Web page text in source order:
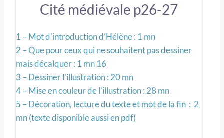
Cité médiévale p26-27
1 – Mot d’introduction d’Hélène : 1 mn
2 – Que pour ceux qui ne souhaitent pas dessiner
mais décalquer : 1 mn 16
3 – Dessiner l’illustration : 20 mn
4 – Mise en couleur de l’illustration : 28 mn
5 – Décoration, lecture du texte et mot de la fin : 2
mn (texte disponible aussi en pdf)